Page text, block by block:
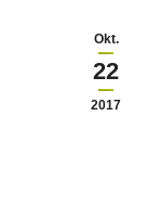
Okt.
22
2017